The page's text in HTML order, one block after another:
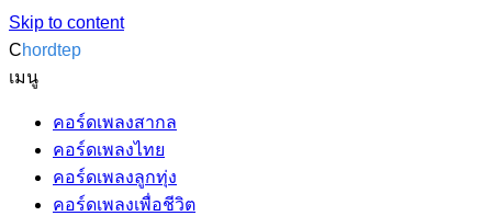
Skip to content
Chordtep
เมนู
คอร์ดเพลงสากล
คอร์ดเพลงไทย
คอร์ดเพลงลูกทุ่ง
คอร์ดเพลงเพื่อชีวิต